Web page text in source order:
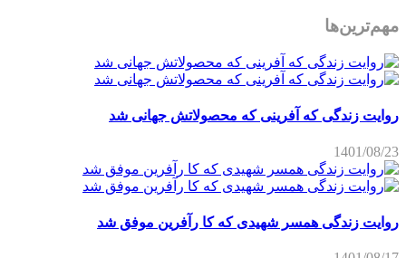
مهم‌ترین‌ها
روایت زندگی که آفرینی که محصولاتش جهانی شد
1401/08/23
روایت زندگی همسر شهیدی که کا رآفرین موفق شد